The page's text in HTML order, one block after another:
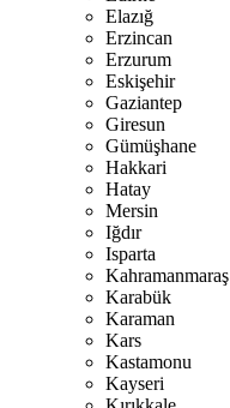
Elazığ
Erzincan
Erzurum
Eskişehir
Gaziantep
Giresun
Gümüşhane
Hakkari
Hatay
Mersin
Iğdır
Isparta
Kahramanmaraş
Karabük
Karaman
Kars
Kastamonu
Kayseri